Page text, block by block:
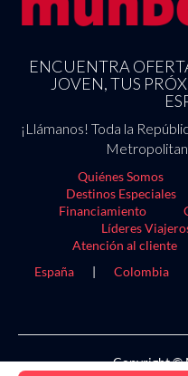
ENCUENTRA
JOVEN, TUS
¡Llámanos! Toda la
Quiénes Somos
Destinos Especiales
Financiamiento
Líderes
Atención al cliente
España
| Colombia
Copyright ©